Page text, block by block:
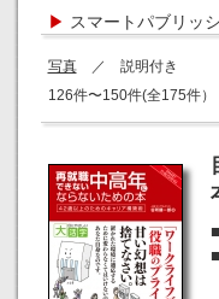
▶ スマートパブリッ
写真／ 説明付き
126件〜150件(全175件）